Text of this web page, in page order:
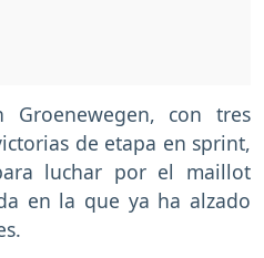
Groenewegen, con tres
de etapa en sprint,
luchar por el maillot
en la que ya ha alzado